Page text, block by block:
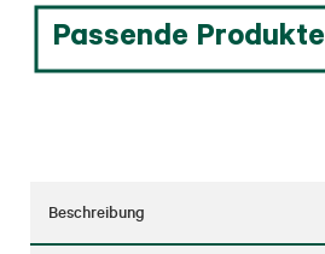
Passende Produkte
Beschreibung